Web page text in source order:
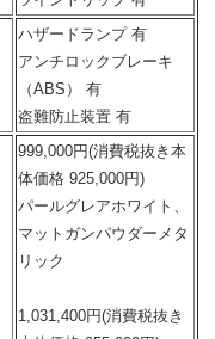
ハザードランプ 有
アンチロックブレーキ
（ABS） 有
盗難防止装置 有
999,000円(消費税抜き本
体価格 925,000円)
パールグレアホワイト、
マットガンパウダーメタ
リック
1,031,400円(消費税抜き